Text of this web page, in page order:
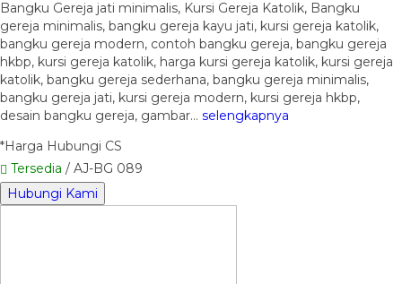
Bangku Gereja jati minimalis, Kursi Gereja Katolik, Bangku
gereja minimalis, bangku gereja kayu jati, kursi gereja katolik,
bangku gereja modern, contoh bangku gereja, bangku gereja
hkbp, kursi gereja katolik, harga kursi gereja katolik, kursi gereja
katolik, bangku gereja sederhana, bangku gereja minimalis,
bangku gereja jati, kursi gereja modern, kursi gereja hkbp,
desain bangku gereja, gambar… selengkapnya
*Harga Hubungi CS
Tersedia / AJ-BG 089
Hubungi Kami